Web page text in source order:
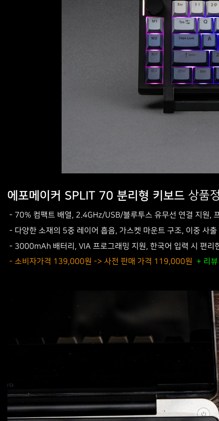
에포메이커 SPLIT 70 분리형 키보드 상품
- 70% 컴팩트 배열, 2.4GHz/USB/블루투스 유무선 연결 지원,
- 다양한 소재의 5중 레이어 흡음, 가스켓 마운트 구조, 이중 사
- 3000mAh 배터리, VIA 프로그래밍 지원, 한국어 입력 시 편리
- 소비자가격 139,000원 -> 사전 판매 가격 119,000원
+ 리